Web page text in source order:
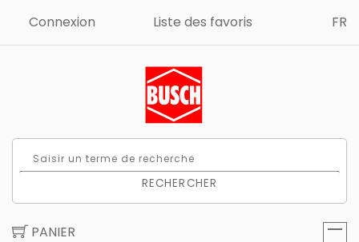
Connexion Liste des favoris FR
RECHERCHER
PANIER